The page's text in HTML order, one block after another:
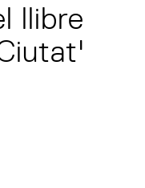
llibre